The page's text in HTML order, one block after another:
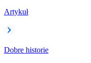
Artykuł
Dobre historie